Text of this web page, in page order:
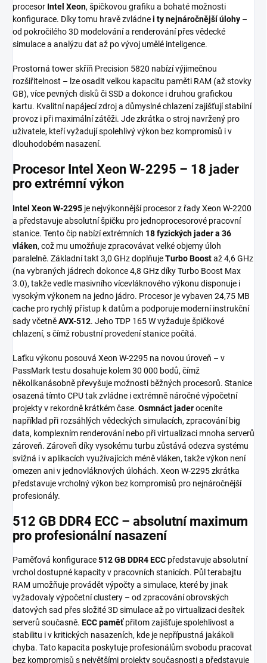
procesor Intel Xeon, špičkovou grafiku a bohaté možnosti
konfigurace. Díky tomu hravě zvládnei ty nejnáročnější úlohy –
od pokročilého 3D modelování a renderování přes vědecké
simulace a analýzu dat až po vývoj umělé inteligence.
Prostorná tower skříň Precision 5820 nabízí výjimečnou
rozšiřitelnost – lze osadit velkou kapacitu paměti RAM (až stovky
GB), více pevných disků či SSD a dokonce i druhou grafickou
kartu. Kvalitní napájecí zdroj a důmyslné chlazení zajišťují stabilní
provoz i při maximální zátěži. Jde zkrátka o stroj navržený pro
uživatele, kteří vyžadují spolehlivý výkon bez kompromisů i v
dlouhodobém nasazení.
Procesor Intel Xeon W-2295 – 18 jader
pro extrémní výkon
Intel Xeon W-2295 je nejvýkonnější procesor z řady Xeon W-2200
a představuje absolutní špičku pro jednoprocesorové pracovní
stanice. Tento čip nabízí extrémních 18 fyzických jader a 36
vláken, což mu umožňuje zpracovávat velké objemy úloh
paralelně. Základní takt 3,0 GHz doplňujeTurbo Boostaž 4,6 GHz
(na vybraných jádrech dokonce 4,8 GHz díky Turbo Boost Max
3.0), takže vedle masivního vícevláknového výkonu disponuje i
vysokým výkonem na jedno jádro. Procesor je vybaven 24,75 MB
cache pro rychlý přístup k datům a podporuje moderní instrukční
sady včetněAVX-512. Jeho TDP 165 W vyžaduje špičkové
chlazení, s čímž robustní provedení stanice počítá.
Laťku výkonu posouvá Xeon W-2295 na novou úroveň – v
PassMark testu dosahuje kolem 30 000 bodů, čímž
několikanásobně převyšuje možnosti běžných procesorů. Stanice
osazená tímto CPU tak zvládne i extrémně náročné výpočetní
projekty v rekordně krátkém čase. Osmnáct jaderoceníte
například při rozsáhlých vědeckých simulacích, zpracování big
data, komplexním renderování nebo při virtualizaci mnoha serverů
zároveň. Zároveň díky vysokému turbu zůstává odezva systému
svižná i v aplikacích využívajících méně vláken, takže výkon není
omezen ani v jednovláknových úlohách. Xeon W-2295 zkrátka
představuje vrcholný výkon bez kompromisů pro nejnáročnější
profesionály.
512 GB DDR4 ECC – absolutní maximum
pro profesionální nasazení
Paměťová konfigurace512 GB DDR4 ECC představuje absolutní
vrchol dostupné kapacity v pracovních stanicích. Půl terabajtu
RAM umožňuje provádět výpočty a simulace, které by jinak
vyžadovaly výpočetní clustery – od zpracování obrovských
datových sad přes složité 3D simulace až po virtualizaci desítek
serverů současně. ECC paměťpřitom zajišťuje spolehlivost a
stabilitu i v kritických nasazeních, kde je nepřípustná jakákoli
chyba. Tato kapacita poskytuje profesionálům svobodu pracovat
bez kompromisů s největšími projekty současnosti a představuje